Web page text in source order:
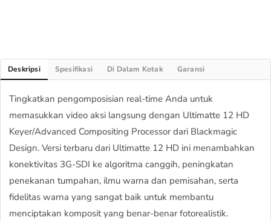
Deskripsi Spesifikasi Di Dalam Kotak Garansi
Tingkatkan pengomposisian real-time Anda untuk
memasukkan video aksi langsung dengan Ultimatte 12 HD
Keyer/Advanced Compositing Processor dari Blackmagic
Design. Versi terbaru dari Ultimatte 12 HD ini menambahkan
konektivitas 3G-SDI ke algoritma canggih, peningkatan
penekanan tumpahan, ilmu warna dan pemisahan, serta
fidelitas warna yang sangat baik untuk membantu
menciptakan komposit yang benar-benar fotorealistik.